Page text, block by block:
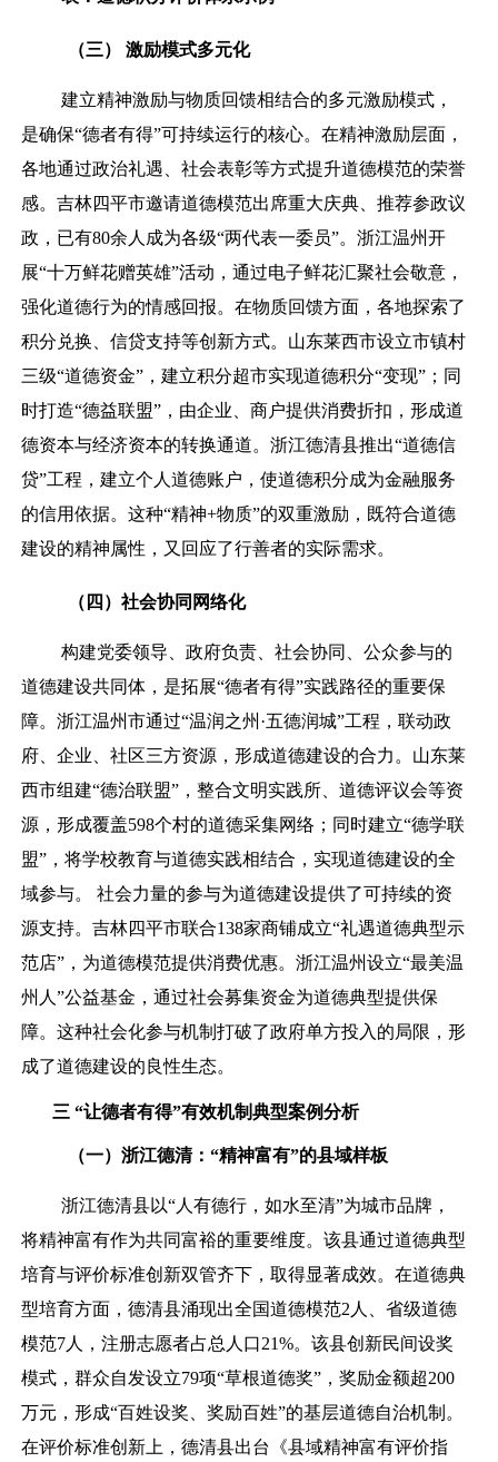
（三） 激励模式多元化
建立精神激励与物质回馈相结合的多元激励模式，
是确保“德者有得”可持续运行的核心。在精神激励层面，
各地通过政治礼遇、社会表彰等方式提升道德模范的荣誉
感。吉林四平市邀请道德模范出席重大庆典、推荐参政议
政，已有80余人成为各级“两代表一委员”。浙江温州开
展“十万鲜花赠英雄”活动，通过电子鲜花汇聚社会敬意，
强化道德行为的情感回报。在物质回馈方面，各地探索了
积分兑换、信贷支持等创新方式。山东莱西市设立市镇村
三级“道德资金”，建立积分超市实现道德积分“变现”；同
时打造“德益联盟”，由企业、商户提供消费折扣，形成道
德资本与经济资本的转换通道。浙江德清县推出“道德信
贷”工程，建立个人道德账户，使道德积分成为金融服务
的信用依据。这种“精神+物质”的双重激励，既符合道德
建设的精神属性，又回应了行善者的实际需求。
（ 四）社会协同网络化
构建党委领导、政府负责、社会协同、公众参与的
道德建设共同体，是拓展“德者有得”实践路径的重要保
障。浙江温州市通过“温润之州·五德润城”工程，联动政
府、企业、社区三方资源，形成道德建设的合力。山东莱
西市组建“德治联盟”，整合文明实践所、道德评议会等资
源，形成覆盖598个村的道德采集网络；同时建立“德学联
盟”，将学校教育与道德实践相结合，实现道德建设的全
域参与。 社会力量的参与为道德建设提供了可持续的资
源支持。吉林四平市联合138家商铺成立“礼遇道德典型示
范店”，为道德模范提供消费优惠。浙江温州设立“最美温
州人”公益基金，通过社会募集资金为道德典型提供保
障。这种社会化参与机制打破了政府单方投入的局限，形
成了道德建设的良性生态。
三“让德者有得”有效机制典型案例分析
（一）浙江德清：“精神富有”的县域样板
浙江德清县以“人有德行，如水至清”为城市品牌，
将精神富有作为共同富裕的重要维度。该县通过道德典型
培育与评价标准创新双管齐下，取得显著成效。在道德典
型培育方面，德清县涌现出全国道德模范2人、省级道德
模范7人，注册志愿者占总人口21%。该县创新民间设奖
模式，群众自发设立79项“草根道德奖”，奖励金额超200
万元，形成“百姓设奖、奖励百姓”的基层道德自治机制。
在评价标准创新上，德清县出台《县域精神富有评价指